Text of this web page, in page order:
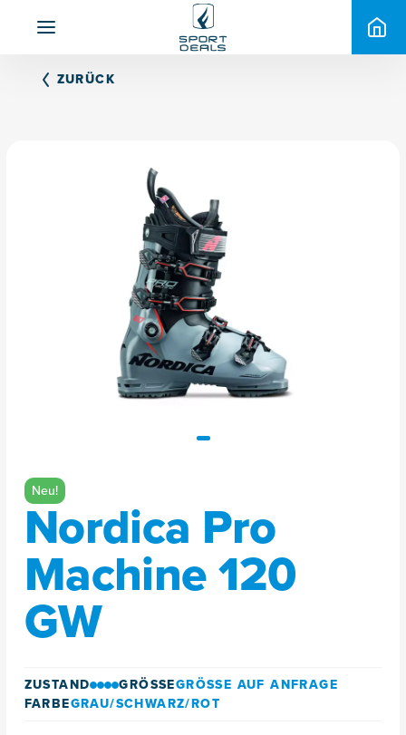
ZURÜCK
Neu!
Nordica Pro
Machine 120
GW
ZUSTAND GRÖSSEGRÖSSE AUF ANFRAGE
FARBEGRAU/SCHWARZ/ROT